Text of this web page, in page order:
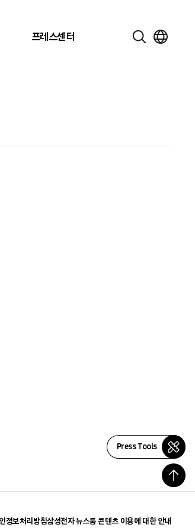
프레스센터
Press Tools
정보처리방침삼성전자 뉴스룸 콘텐츠 이용에 대한 안내